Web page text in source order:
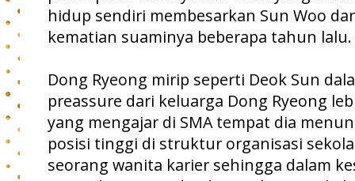
hidup sendiri membesarkan Sun Woo
kematian suaminya beberapa tahun lalu.
Dong Ryeong mirip seperti Deok Sun
preassure dari keluarga Dong Ryeong
yang mengajar di SMA tempat dia
posisi tinggi di struktur organisasi
seorang wanita karier sehingga dalam